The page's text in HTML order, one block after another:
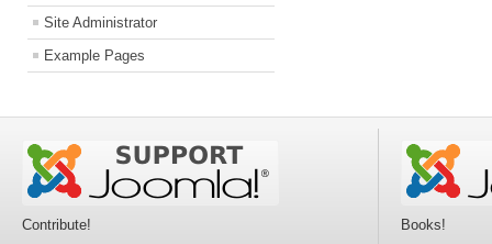
Site Administrator
Example Pages
Contribute! Books!